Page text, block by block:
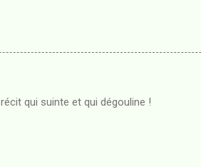
qui suinte et qui dégouline !